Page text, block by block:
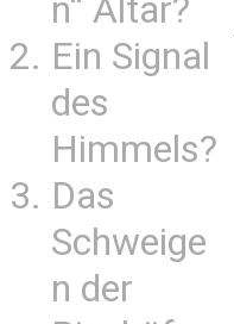
n“ Altar?
Ein Signal
des
Himmels?
Das
Schweige
n der